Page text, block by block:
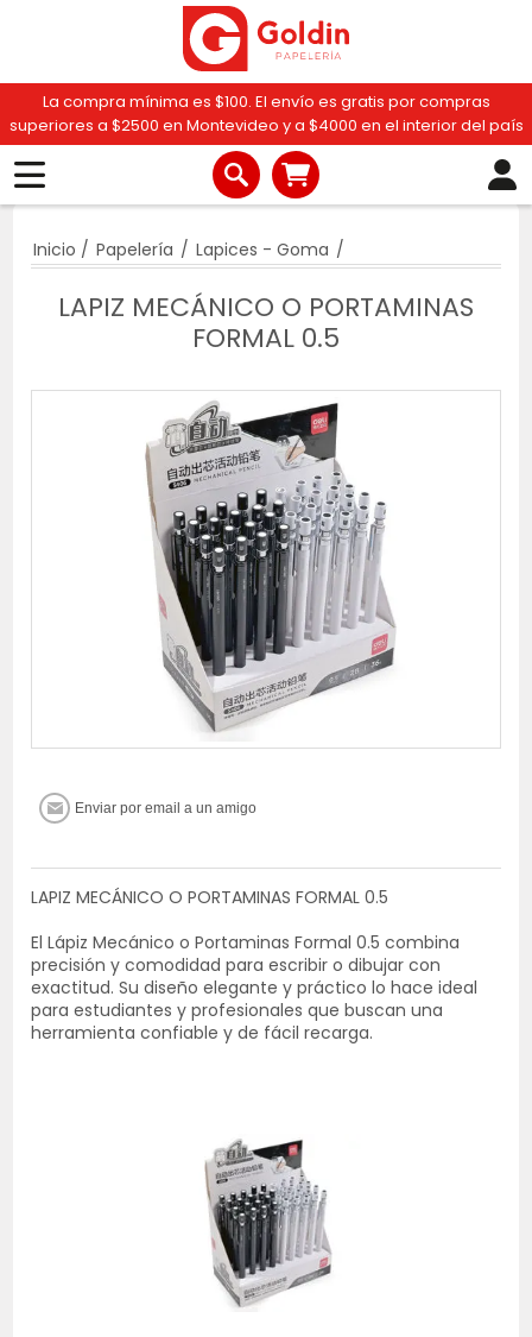
La compra mínima es $100. El envío es gratis por compras
superiores a $2500 en Montevideo y a $4000 en el interior del país
Inicio / Papelería / Lapices - Goma /
LAPIZ MECÁNICO O PORTAMINAS
FORMAL 0.5
LAPIZ MECÁNICO O PORTAMINAS FORMAL 0.5
El Lápiz Mecánico o Portaminas Formal 0.5 combina
precisión y comodidad para escribir o dibujar con
exactitud. Su diseño elegante y práctico lo hace ideal
para estudiantes y profesionales que buscan una
herramienta confiable y de fácil recarga.